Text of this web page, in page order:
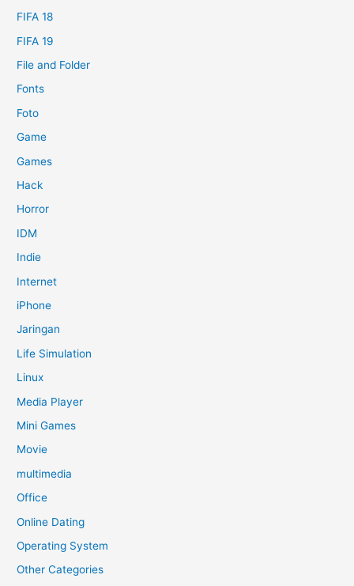
FIFA 18
FIFA 19
File and Folder
Fonts
Foto
Game
Games
Hack
Horror
IDM
Indie
Internet
iPhone
Jaringan
Life Simulation
Linux
Media Player
Mini Games
Movie
multimedia
Office
Online Dating
Operating System
Other Categories